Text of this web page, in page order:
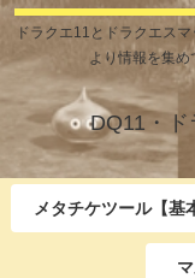
ドラクエ11とドラクエス
より情報を集
DQ11・ド
メタチケツール【基